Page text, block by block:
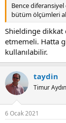
a
n
i
Bence
bütüm ölçümleri
Shieldinge
etmemeli. Hatta
kullanılabilir.
taydin
Timur Aydın
6 Ocak 2021